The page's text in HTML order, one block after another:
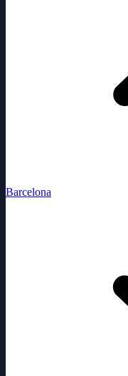
Barcelona